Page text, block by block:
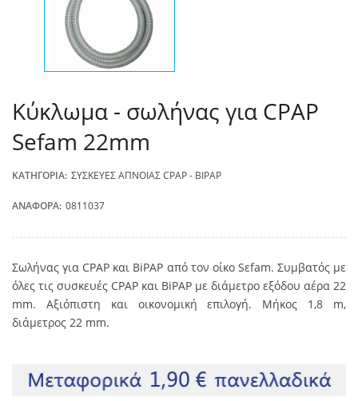
Kύκλωμα - σωλήνας για CPAP
Sefam 22mm
ΚΑΤΗΓΟΡΊΑ: ΣΥΣΚΕΥΈΣ ΆΠΝΟΙΑΣ CPAP - BIPAP
ΑΝΑΦΟΡΆ: 0811037
Σωλήνας για CPAP και BiPAP από τον οίκο Sεfam. Συμβατός με
όλες τις συσκευές CPAP και BiPAP με διάμετρο εξόδου αέρα 22
mm. Αξιόπιστη και οικονομική επιλογή. Μήκος 1,8 m,
διάμετρος 22 mm.